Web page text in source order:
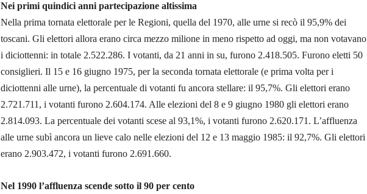
Nei primi quindici anni partecipazione altissima
Nella prima tornata elettorale per le Regioni, quella del 1970, alle urne si recò il 95,9% dei
toscani. Gli elettori allora erano circa mezzo milione in meno rispetto ad oggi, ma non votavano
i diciottenni: in totale 2.522.286. I votanti, da 21 anni in su, furono 2.418.505. Furono eletti 50
consiglieri. Il 15 e 16 giugno 1975, per la seconda tornata elettorale (e prima volta per i
diciottenni alle urne), la percentuale di votanti fu ancora stellare: il 95,7%. Gli elettori erano
2.721.711, i votanti furono 2.604.174. Alle elezioni del 8 e 9 giugno 1980 gli elettori erano
2.814.093. La percentuale dei votanti scese al 93,1%, i votanti furono 2.620.171. L’affluenza
alle urne subì ancora un lieve calo nelle elezioni del 12 e 13 maggio 1985: il 92,7%. Gli elettori
erano 2.903.472, i votanti furono 2.691.660.
Nel 1990 l’affluenza scende sotto il 90 per cento